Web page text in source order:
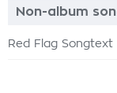
Non-album
Red Flag Songtext